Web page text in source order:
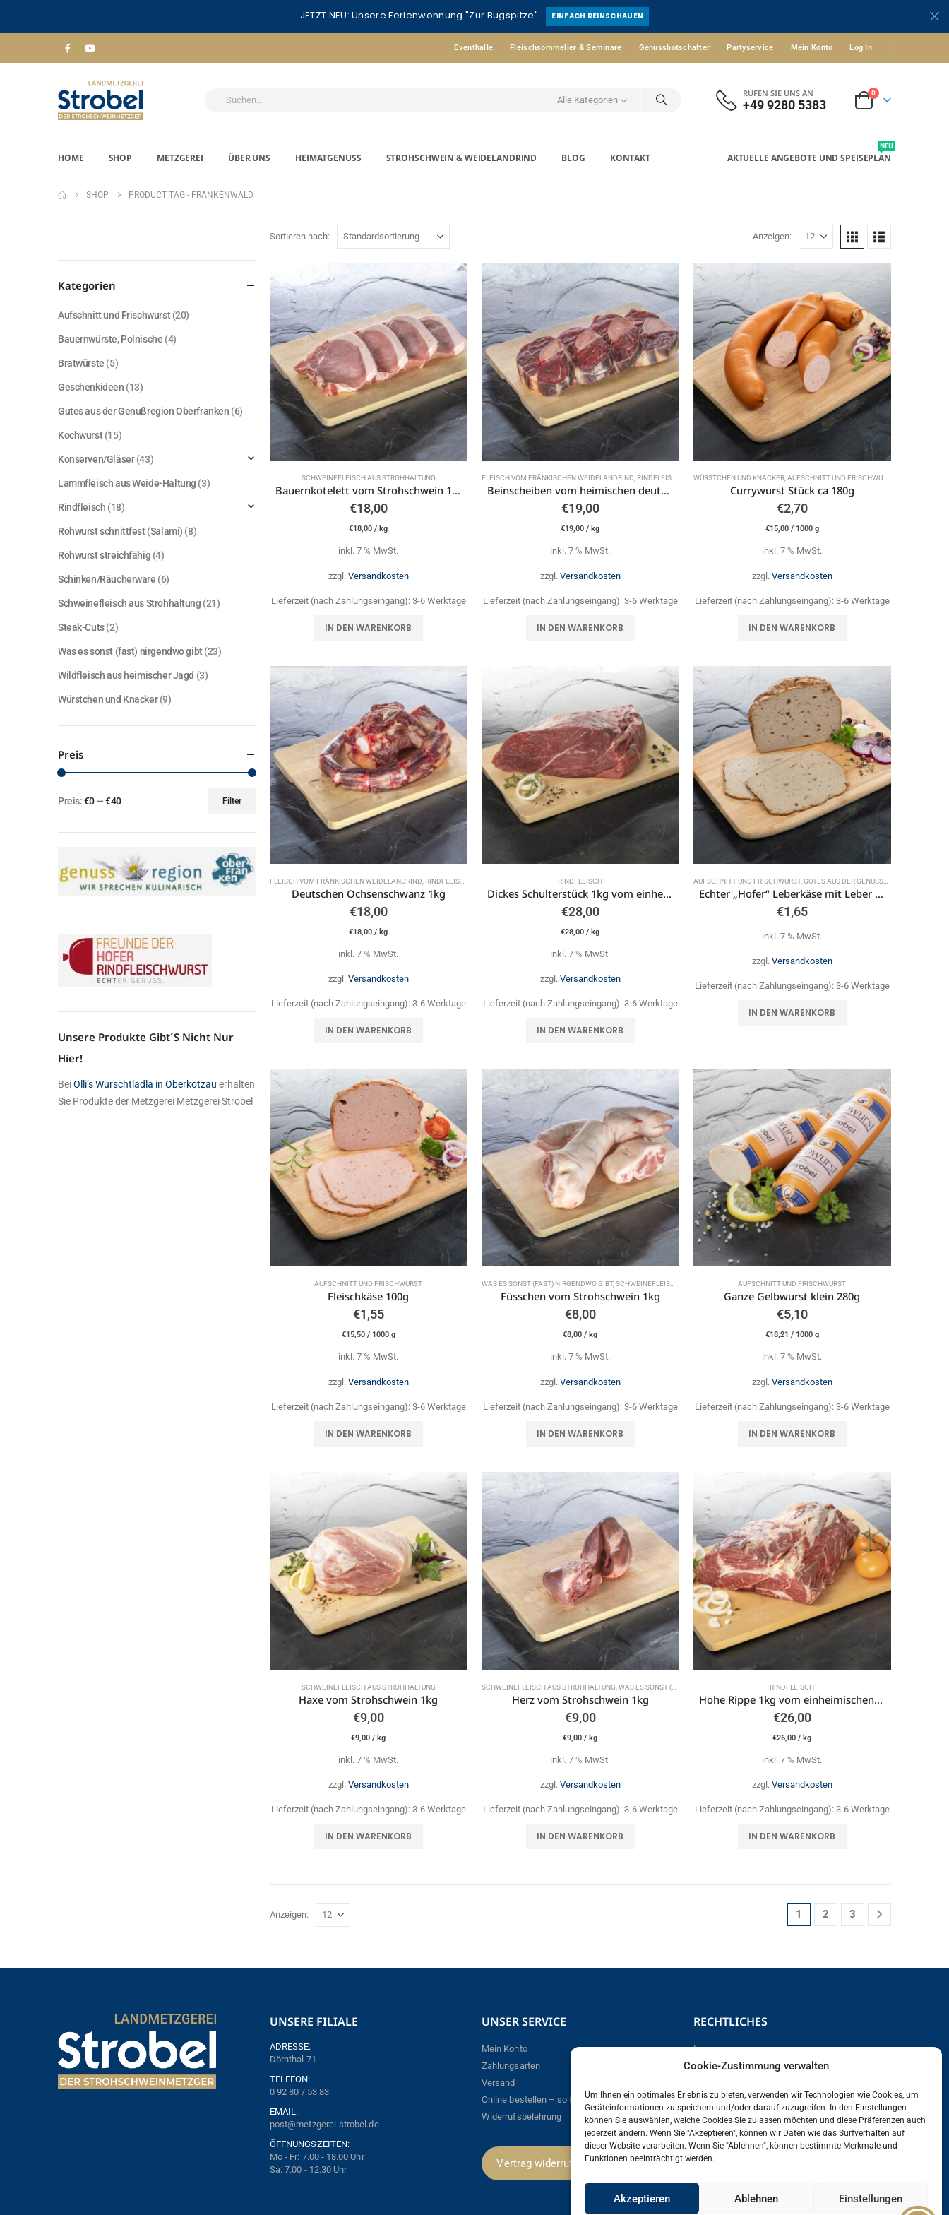
Cookie-Zustimmung verwalten
Um Ihnen ein optimales Erlebnis zu bieten, verwenden wir Technologien wie Cookies, um
Geräteinformationen zu speichern und/oder darauf zuzugreifen. In den Einstellungen
können Sie auswählen, welche Cookies Sie zulassen möchten und diese Präferenzen auch
jederzeit ändern. Wenn Sie "Akzeptieren", können wir Daten wie das Surfverhalten auf
dieser Website verarbeiten. Wenn Sie "Ablehnen", können bestimmte Merkmale und
Funktionen beeinträchtigt werden.
Akzeptieren Ablehnen Einstellungen
JETZT NEU: Unsere Ferienwohnung "Zur Bugspitze" EINFACH REINSCHAUEN
Eventhalle Fleischsommelier & Seminare Genussbotschafter Partyservice Mein Konto Log In
Alle Kategorien
RUFEN SIE UNS AN
+49 9280 5383
0
HOME SHOP METZGEREI ÜBER UNS HEIMATGENUSS STROHSCHWEIN & WEIDELANDRIND BLOG KONTAKT AKTUELLE ANGEBOTE UND SPEISEPLAN
NEU
SHOP PRODUCT TAG - FRANKENWALD
Sortieren nach: Anzeigen:
SCHWEINEFLEISCH AUS STROHHALTUNG
Bauernkotelett vom Strohschwein 1 kg
€18,00
€18,00 / kg
inkl. 7 % MwSt.
zzgl. Versandkosten
Lieferzeit (nach Zahlungseingang): 3-6 Werktage
IN DEN WARENKORB
FLEISCH VOM FRÄNKISCHEN WEIDELANDRIND RINDFLEISCH
Beinscheiben vom heimischen deutschen Jungrind 1 kg
€19,00
€19,00 / kg
inkl. 7 % MwSt.
zzgl. Versandkosten
Lieferzeit (nach Zahlungseingang): 3-6 Werktage
IN DEN WARENKORB
WÜRSTCHEN UND KNACKER, AUFSCHNITT UND FRISCHWURST
Currywurst Stück ca 180g
€2,70
€15,00/ 1000 g
inkl. 7 % MwSt.
zzgl. Versandkosten
Lieferzeit (nach Zahlungseingang): 3-6 Werktage
IN DEN WARENKORB
FLEISCH VOM FRÄNKISCHEN WEIDELANDRIND RINDFLEISCH
Deutschen Ochsenschwanz 1kg
€18,00
€18,00 / kg
inkl. 7 % MwSt.
zzgl. Versandkosten
Lieferzeit (nach Zahlungseingang): 3-6 Werktage
IN DEN WARENKORB
RINDFLEISCH
Dickes Schulterstück 1kg vom einheimischen deutschen Jungrind aus Weidehaltung
€28,00
€28,00 / kg
inkl. 7 % MwSt.
zzgl. Versandkosten
Lieferzeit (nach Zahlungseingang): 3-6 Werktage
IN DEN WARENKORB
AUFSCHNITT UND FRISCHWURST, GUTES AUS DER GENUSSREGION OBERFRANKEN
Echter „Hofer“ Leberkäse mit Leber 100g
€1,65
inkl. 7 % MwSt.
zzgl. Versandkosten
Lieferzeit (nach Zahlungseingang): 3-6 Werktage
IN DEN WARENKORB
AUFSCHNITT UND FRISCHWURST
Fleischkäse 100g
€1,55
€15,50/ 1000 g
inkl. 7 % MwSt.
zzgl. Versandkosten
Lieferzeit (nach Zahlungseingang): 3-6 Werktage
IN DEN WARENKORB
WAS ES SONST (FAST) NIRGENDWO GIBT,SCHWEINEFLEISCH AUS STROHHALTUNG
Füsschen vom Strohschwein 1kg
€8,00
€8,00 / kg
inkl. 7 % MwSt.
zzgl. Versandkosten
Lieferzeit (nach Zahlungseingang): 3-6 Werktage
IN DEN WARENKORB
AUFSCHNITT UND FRISCHWURST
Ganze Gelbwurst klein 280g
€5,10
€18,21 / 1000 g
inkl. 7 % MwSt.
zzgl. Versandkosten
Lieferzeit (nach Zahlungseingang): 3-6 Werktage
IN DEN WARENKORB
SCHWEINEFLEISCH AUS STROHHALTUNG
Haxe vom Strohschwein 1kg
€9,00
€9,00 / kg
inkl. 7 % MwSt.
zzgl. Versandkosten
Lieferzeit (nach Zahlungseingang): 3-6 Werktage
IN DEN WARENKORB
SCHWEINEFLEISCH AUS STROHHALTUNG WAS ES SONST (FAST) NIRGENDWO GIBT
Herz vom Strohschwein 1kg
€9,00
€9,00 / kg
inkl. 7 % MwSt.
zzgl. Versandkosten
Lieferzeit (nach Zahlungseingang): 3-6 Werktage
IN DEN WARENKORB
RINDFLEISCH
Hohe Rippe 1kg vom einheimischen deutschen Jungrind aus Weidehaltung
€26,00
€26,00 / kg
inkl. 7 % MwSt.
zzgl. Versandkosten
Lieferzeit (nach Zahlungseingang): 3-6 Werktage
IN DEN WARENKORB
Anzeigen: 1 2 3
Kategorien
Aufschnitt und Frischwurst (20)
Bauernwürste, Polnische (4)
Bratwürste (5)
Geschenkideen (13)
Gutes aus der Genußregion Oberfranken (6)
Kochwurst (15)
Konserven/Gläser (43)
Lammfleisch aus Weide-Haltung (3)
Rindfleisch (18)
Rohwurst schnittfest (Salami) (8)
Rohwurst streichfähig (4)
Schinken/Räucherware (6)
Schweinefleisch aus Strohhaltung (21)
Steak-Cuts(2)
Was es sonst (fast) nirgendwo gibt (23)
Wildfleisch aus heimischer Jagd (3)
Würstchen und Knacker (9)
Preis
Preis
Preis
Filter
Preis:€0—€40
Unsere Produkte Gibt´s Nicht Nur
Hier!
BeiOlli’s Wurschtlädla in Oberkotzau erhalten
Sie Produkte der Metzgerei Metzgerei Strobel
UNSERE FILIALE
ADRESSE:
Dörnthal 71
TELEFON:
0 92 80 / 53 83
EMAIL:
post@metzgerei-strobel.de
ÖFFNUNGSZEITEN:
Mo - Fr: 7.00 - 18.00 Uhr
Sa: 7.00 - 12.30 Uhr
UNSER SERVICE
Mein Konto
Zahlungsarten
Versand
Online bestellen – so funktioniert´s!
Widerrufsbelehrung
Vertrag widerrufen
RECHTLICHES
Impressum
Datenschutz
AGBs